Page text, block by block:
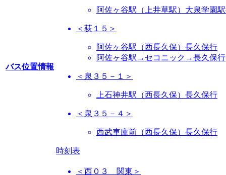
バス位置情報
阿佐ヶ谷駅（上井草駅）大泉学園
＜荻１５＞
阿佐ヶ谷駅（西長久保）長久保行
阿佐ヶ谷駅→セコニック→長久保行
＜泉３５－１＞
上石神井駅（西長久保）長久保行
＜泉３５－４＞
西武車庫前（西長久保）長久保行
時刻表
＜西０３ 関東＞